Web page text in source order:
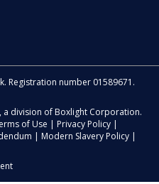
Registration number 01589671.
a division of Boxlight Corporation.
of Use | Privacy Policy |
| Modern Slavery Policy |